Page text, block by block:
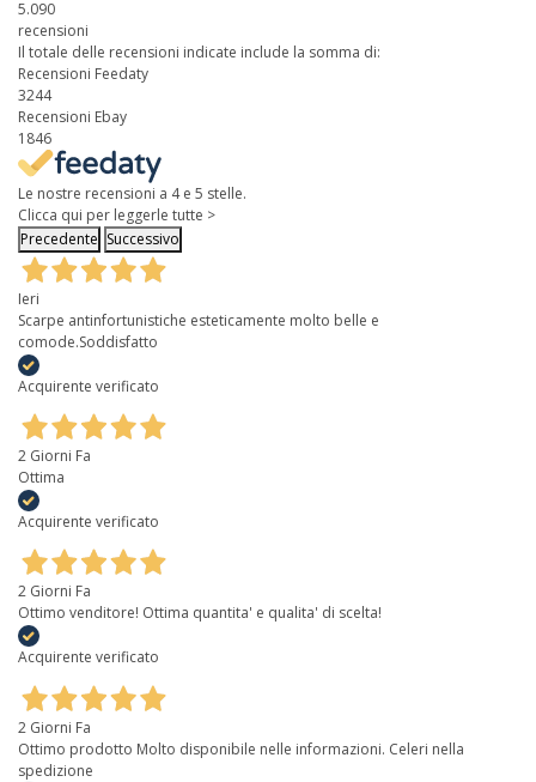
5.090
recensioni
Il totale delle recensioni indicate include la somma di:
Recensioni Feedaty
3244
Recensioni Ebay
1846
Le nostre recensioni a 4 e 5 stelle.
Clicca qui per leggerle tutte >
Precedente Successivo
Ieri
Scarpe antinfortunistiche esteticamente molto belle e
comode.Soddisfatto
Acquirente verificato
2 Giorni Fa
Ottima
Acquirente verificato
2 Giorni Fa
Ottimo venditore! Ottima quantita' e qualita' di scelta!
Acquirente verificato
2 Giorni Fa
Ottimo prodotto Molto disponibile nelle informazioni. Celeri nella
spedizione